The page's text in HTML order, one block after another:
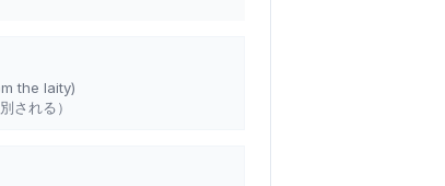
the laity)
される）